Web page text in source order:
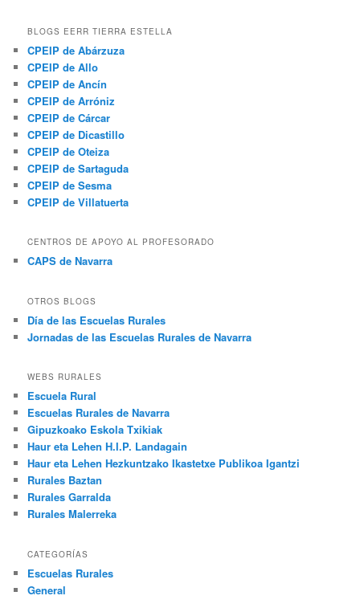
BLOGS EERR TIERRA ESTELLA
CPEIP de Abárzuza
CPEIP de Allo
CPEIP de Ancín
CPEIP de Arróniz
CPEIP de Cárcar
CPEIP de Dicastillo
CPEIP de Oteiza
CPEIP de Sartaguda
CPEIP de Sesma
CPEIP de Villatuerta
CENTROS DE APOYO AL PROFESORADO
CAPS de Navarra
OTROS BLOGS
Día de las Escuelas Rurales
Jornadas de las Escuelas Rurales de Navarra
WEBS RURALES
Escuela Rural
Escuelas Rurales de Navarra
Gipuzkoako Eskola Txikiak
Haur eta Lehen H.I.P. Landagain
Haur eta Lehen Hezkuntzako Ikastetxe Publikoa Igantzi
Rurales Baztan
Rurales Garralda
Rurales Malerreka
CATEGORÍAS
Escuelas Rurales
General